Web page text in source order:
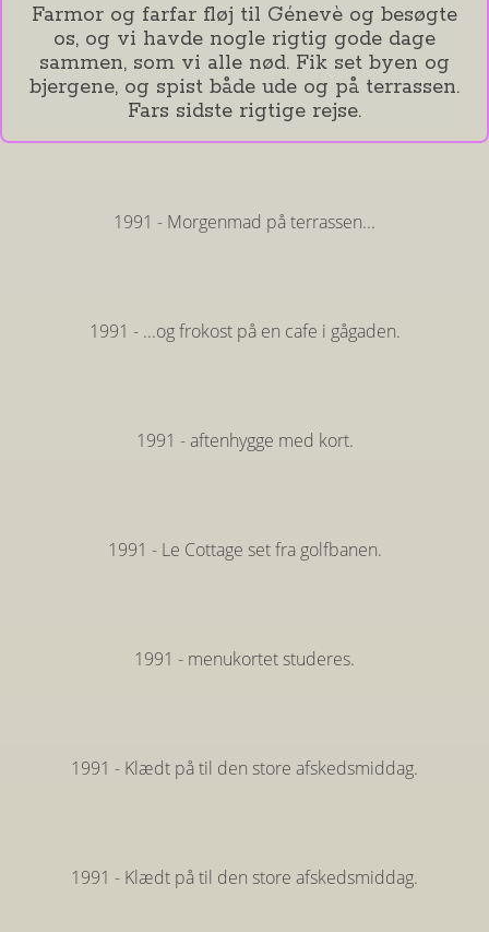
Farmor og farfar fløj til Génevè og besøgte
os, og vi havde nogle rigtig gode dage
sammen, som vi alle nød. Fik set byen og
bjergene, og spist både ude og på terrassen.
Fars sidste rigtige rejse.
1991 - Morgenmad på terrassen...
1991 - ...og frokost på en cafe i gågaden.
1991 - aftenhygge med kort.
1991 - Le Cottage set fra golfbanen.
1991 - menukortet studeres.
1991 - Klædt på til den store afskedsmiddag.
1991 - Klædt på til den store afskedsmiddag.